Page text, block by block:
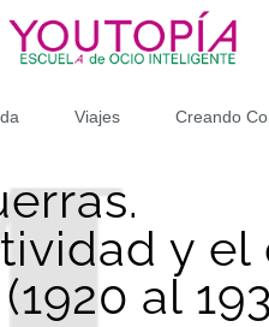
Viajes Creando
y el
al